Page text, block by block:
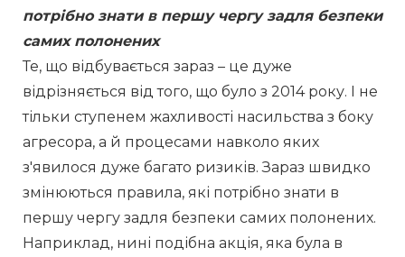
потрібно знати в першу чергу задля безпеки
самих полонених
Те, що відбувається зараз – це дуже
відрізняється від того, що було з 2014 року. І не
тільки ступенем жахливості насильства з боку
агресора, а й процесами навколо яких
з'явилося дуже багато ризиків. Зараз швидко
змінюються правила, які потрібно знати в
першу чергу задля безпеки самих полонених.
Наприклад, нині подібна акція, яка була в